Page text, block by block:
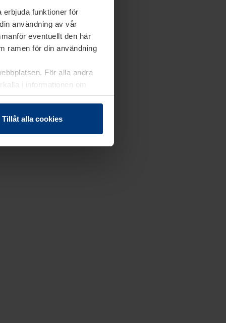
erbjuda funktioner för
användning av vår
eventuellt den här
ramen för din användning
För alla andra
i informationen om
Tillåt alla cookies